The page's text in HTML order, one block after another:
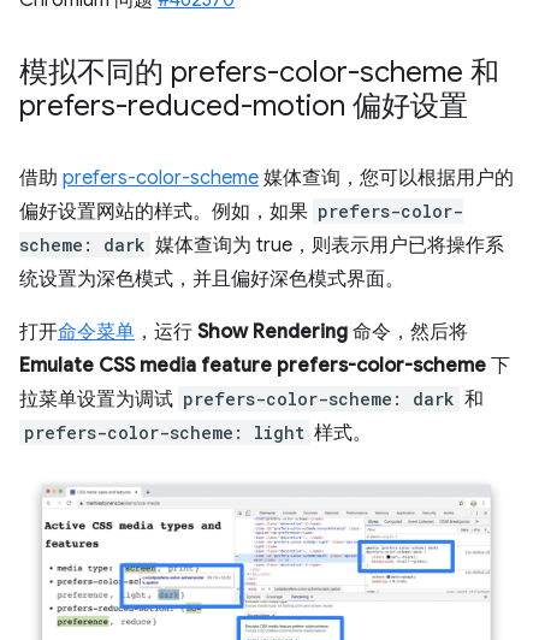
模拟不同的 prefers-color-scheme 和
prefers-reduced-motion 偏好设置
借助 prefers-color-scheme 媒体查询，您可以根据用户的
偏好设置网站的样式。例如，如果 prefers-color-
scheme: dark 媒体查询为 true，则表示用户已将操作系
统设置为深色模式，并且偏好深色模式界面。
打开命令菜单 ，运行 Show Rendering 命令，然后将
Emulate CSS media feature prefers-color-scheme 下
拉菜单设置为调试 prefers-color-scheme: dark 和
prefers-color-scheme: light 样式。